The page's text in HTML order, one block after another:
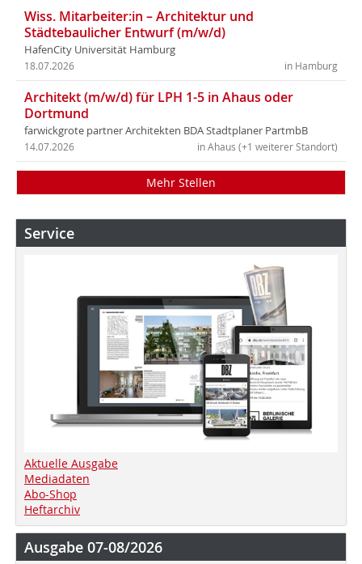
Wiss. Mitarbeiter:in – Architektur und
Städtebaulicher Entwurf (m/w/d)
HafenCity Universität Hamburg
in Hamburg
18.07.2026
Architekt (m/w/d) für LPH 1-5 in Ahaus oder
Dortmund
farwickgrote partner Architekten BDA Stadtplaner PartmbB
in Ahaus (+1 weiterer Standort)
14.07.2026
Mehr Stellen
Service
Aktuelle Ausgabe
Mediadaten
Abo-Shop
Heftarchiv
Ausgabe 07-08/2026